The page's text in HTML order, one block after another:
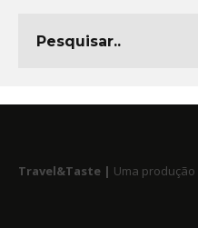
Travel&Taste | Uma produção